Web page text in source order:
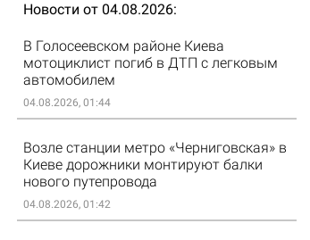
Новости от 04.08.2026
В Голосеевском районе Киева
мотоциклист погиб в ДТП с легковым
автомобилем
04.08.2026, 01:44
Возле станции метро «Черниговская» в
Киеве дорожники монтируют балки
нового путепровода
04.08.2026, 01:42